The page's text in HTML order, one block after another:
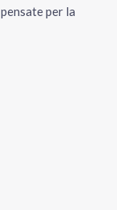
per la